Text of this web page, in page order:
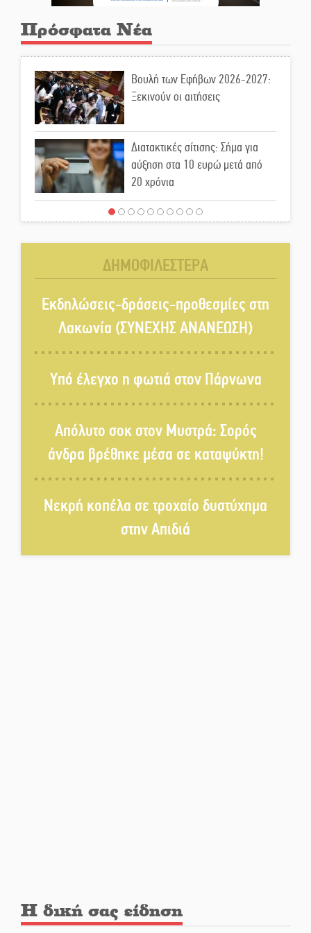
Πρόσφατα Νέα
Βουλή των Εφήβων 2026-2027:
Ξεκινούν οι αιτήσεις
Διατακτικές σίτισης: Σήμα για
αύξηση στα 10 ευρώ μετά από
20 χρόνια
«Για ψυχολογικούς λόγους»
Kastoras River Festival 2026:
Ένα νέο μουσικό φεστιβάλ
γεννιέται στις όχθες του ποταμού
στο Καστόρειο
Τα ζάρια παίρνουν «φωτιά» στην
Άρνα: Στήνεται το 3ο Τουρνουά
Τάβλι
Αυθεντικό γλέντι με «Γιορτή
Βραστού» στη Σοχά
Το τελεφερίκ της Μονεμβασιάς
στο τραπέζι του δημόσιου
διαλόγου
ΔΗΜΟΦΙΛΕΣΤΕΡΑ
Εκδηλώσεις-δράσεις-προθεσμίες στη
Λακωνία (ΣΥΝΕΧΗΣ ΑΝΑΝΕΩΣΗ)
Υπό έλεγχο η φωτιά στον Πάρνωνα
Απόλυτο σοκ στον Μυστρά: Σορός
άνδρα βρέθηκε μέσα σε καταψύκτη!
Νεκρή κοπέλα σε τροχαίο δυστύχημα
στην Απιδιά
Η δική σας είδηση